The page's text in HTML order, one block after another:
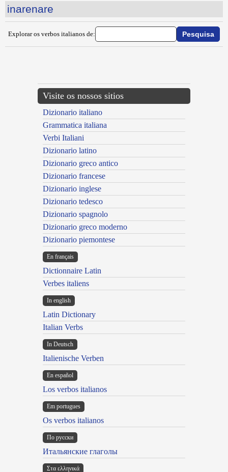
inarenare
Explorar os verbos italianos de:
Visite os nossos sitios
Dizionario italiano
Grammatica italiana
Verbi Italiani
Dizionario latino
Dizionario greco antico
Dizionario francese
Dizionario inglese
Dizionario tedesco
Dizionario spagnolo
Dizionario greco moderno
Dizionario piemontese
En français
Dictionnaire Latin
Verbes italiens
In english
Latin Dictionary
Italian Verbs
In Deutsch
Italienische Verben
En español
Los verbos italianos
Em portugues
Os verbos italianos
По русски
Итальянские глаголы
Στα ελληνικά